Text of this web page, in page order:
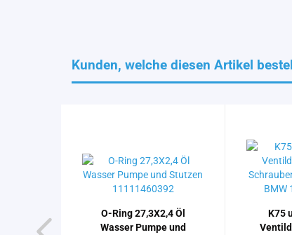
Kunden, welche diesen Artikel
O-​Ring 27,3X2,4 Öl
Was­ser Pumpe und
K75